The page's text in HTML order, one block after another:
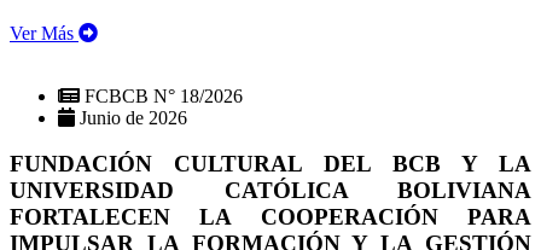
Ver Más
FCBCB N° 18/2026
Junio de 2026
FUNDACIÓN CULTURAL DEL BCB Y LA
UNIVERSIDAD CATÓLICA BOLIVIANA
FORTALECEN LA COOPERACIÓN PARA
IMPULSAR LA FORMACIÓN Y LA GESTIÓN